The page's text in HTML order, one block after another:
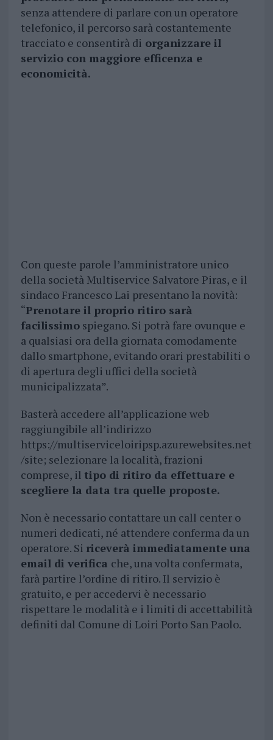
senza attendere di parlare con un operatore
telefonico, il percorso sarà costantemente
tracciato e consentirà di organizzare il
servizio con maggiore efficenza e
economicità.
Con queste parole l’amministratore unico
della società Multiservice Salvatore Piras, e il
sindaco Francesco Lai presentano la novità:
“Prenotare il proprio ritiro sarà
facilissimospiegano. Si potrà fare ovunque e
a qualsiasi ora della giornata comodamente
dallo smartphone, evitando orari prestabiliti o
di apertura degli uffici della società
municipalizzata”.
Basterà accedere all’applicazione web
raggiungibile all’indirizzo
https://multiserviceloiripsp.azurewebsites.net
/site; selezionare la località, frazioni
comprese, il tipo di ritiro da effettuare e
scegliere la data tra quelle proposte.
Non è necessario contattare un call center o
numeri dedicati, né attendere conferma da un
operatore. Si riceverà immediatamente una
email di verifica che, una volta confermata,
farà partire l’ordine di ritiro. Il servizio è
gratuito, e per accedervi è necessario
rispettare le modalità e i limiti di accettabilità
definiti dal Comune di Loiri Porto San Paolo.